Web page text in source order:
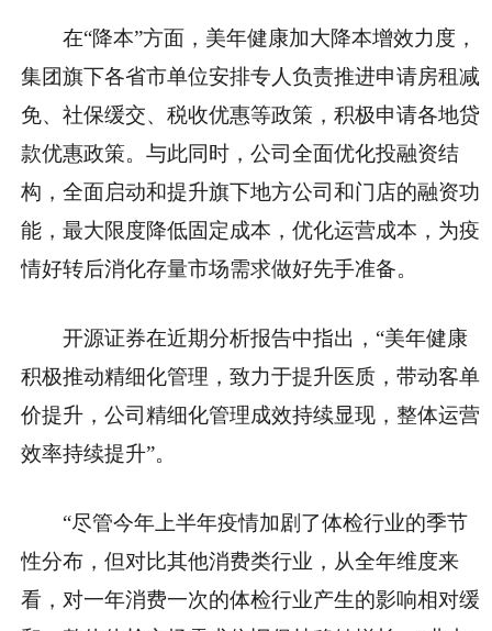
在“降本”方面，美年健康加大降本增效力度，
集团旗下各省市单位安排专人负责推进申请房租减
免、社保缓交、税收优惠等政策，积极申请各地贷
款优惠政策。与此同时，公司全面优化投融资结
构，全面启动和提升旗下地方公司和门店的融资功
能，最大限度降低固定成本，优化运营成本，为疫
情好转后消化存量市场需求做好先手准备。
开源证券在近期分析报告中指出，“美年健康
积极推动精细化管理，致力于提升医质，带动客单
价提升，公司精细化管理成效持续显现，整体运营
效率持续提升”。
“尽管今年上半年疫情加剧了体检行业的季节
性分布，但对比其他消费类行业，从全年维度来
看，对一年消费一次的体检行业产生的影响相对缓